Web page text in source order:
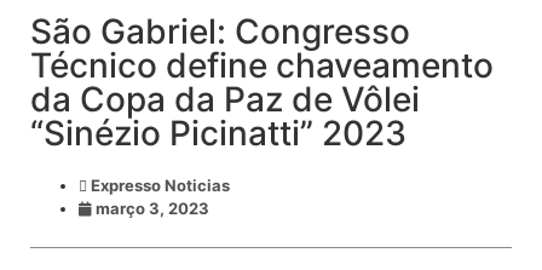
São Gabriel: Congresso
Técnico define chaveamento
da Copa da Paz de Vôlei
“Sinézio Picinatti” 2023
Expresso Noticias
março 3, 2023